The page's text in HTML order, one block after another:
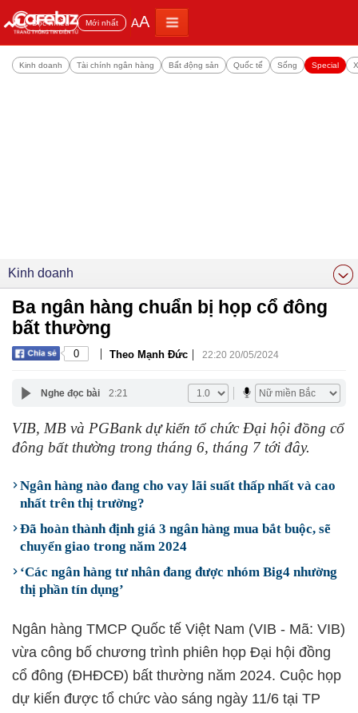
Đọc nhiều Mới nhất AA
Kinh doanh Tài chính ngân hàng Bất động sản Quốc tế Sống Special
Kinh doanh
Ba ngân hàng chuẩn bị họp cổ đông
bất thường
0 | Theo Mạnh Đức | 22:20 20/05/2024
Nghe đọc bài 2:21
VIB, MB và PGBank dự kiến tổ chức Đại hội đồng cổ
đông bất thường trong tháng 6, tháng 7 tới đây.
Ngân hàng nào đang cho vay lãi suất thấp nhất và cao
nhất trên thị trường?
Đã hoàn thành định giá 3 ngân hàng mua bắt buộc, sẽ
chuyển giao trong năm 2024
‘Các ngân hàng tư nhân đang được nhóm Big4 nhường
thị phần tín dụng’
Ngân hàng TMCP Quốc tế Việt Nam (VIB - Mã: VIB)
vừa công bố chương trình phiên họp Đại hội đồng
cổ đông (ĐHĐCĐ) bất thường năm 2024. Cuộc họp
dự kiến được tổ chức vào sáng ngày 11/6 tại TP